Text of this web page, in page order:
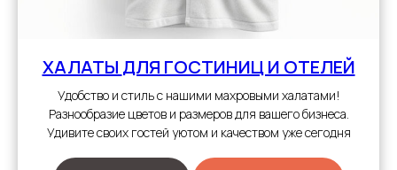
ХАЛАТЫ ДЛЯ ГОСТИНИЦ И ОТЕЛЕЙ
Удобство и стиль с нашими махровыми халатами!
Разнообразие цветов и размеров для вашего бизнеса.
Удивите своих гостей уютом и качеством уже сегодня